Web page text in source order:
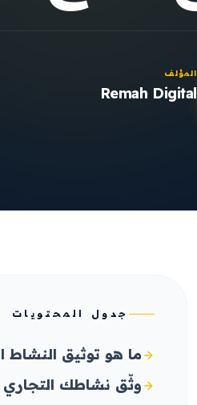
المؤلف
Remah Digital
جدول المحتويات
ما هو توثيق النشاط
وثّق نشاطك